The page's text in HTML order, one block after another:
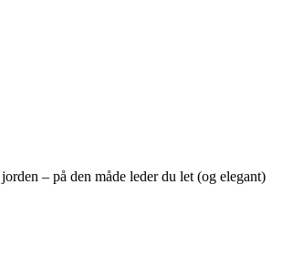
– på den måde leder du let (og elegant)